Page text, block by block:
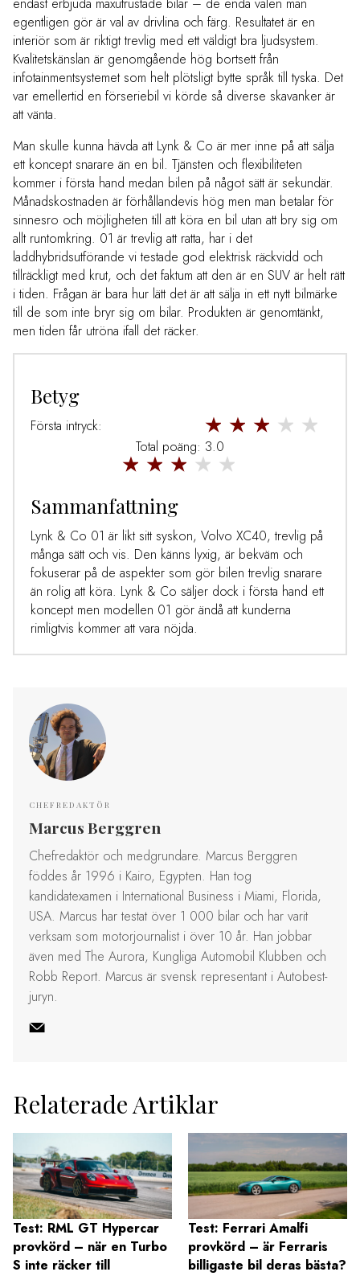
endast erbjuda maxutrustade bilar – de enda valen man
egentligen gör är val av drivlina och färg. Resultatet är en
interiör som är riktigt trevlig med ett väldigt bra ljudsystem.
Kvalitetskänslan är genomgående hög bortsett från
infotainmentsystemet som helt plötsligt bytte språk till tyska. Det
var emellertid en förseriebil vi körde så diverse skavanker är
att vänta.
Man skulle kunna hävda att Lynk & Co är mer inne på att sälja
ett koncept snarare än en bil. Tjänsten och flexibiliteten
kommer i första hand medan bilen på något sätt är sekundär.
Månadskostnaden är förhållandevis hög men man betalar för
sinnesro och möjligheten till att köra en bil utan att bry sig om
allt runtomkring. 01 är trevlig att ratta, har i det
laddhybridsutförande vi testade god elektrisk räckvidd och
tillräckligt med krut, och det faktum att den är en SUV är helt rätt
i tiden. Frågan är bara hur lätt det är att sälja in ett nytt bilmärke
till de som inte bryr sig om bilar. Produkten är genomtänkt,
men tiden får utröna ifall det räcker.
Betyg
Första intryck:
Total poäng: 3.0
Sammanfattning
Lynk & Co 01 är likt sitt syskon, Volvo XC40, trevlig på
många sätt och vis. Den känns lyxig, är bekväm och
fokuserar på de aspekter som gör bilen trevlig snarare
än rolig att köra. Lynk & Co säljer dock i första hand ett
koncept men modellen 01 gör ändå att kunderna
rimligtvis kommer att vara nöjda.
CHEFREDAKTÖR
Marcus Berggren
Chefredaktör och medgrundare. Marcus Berggren
föddes år 1996 i Kairo, Egypten. Han tog
kandidatexamen i International Business i Miami, Florida,
USA. Marcus har testat över 1 000 bilar och har varit
verksam som motorjournalist i över 10 år. Han jobbar
även med The Aurora, Kungliga Automobil Klubben och
Robb Report. Marcus är svensk representant i Autobest-
juryn.
Relaterade Artiklar
Test: RML GT Hypercar
provkörd – när en Turbo
S inte räcker till
Test: Ferrari Amalfi
provkörd – är Ferraris
billigaste bil deras bästa?